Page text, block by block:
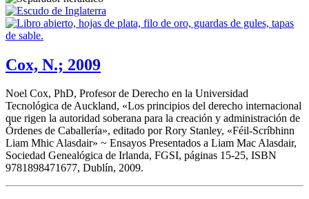
Cox, N.; 2009
Noel Cox, PhD, Profesor de Derecho en la Universidad
Tecnológica de Auckland, «Los principios del derecho internacional
que rigen la autoridad soberana para la creación y administración de
Órdenes de Caballería», editado por Rory Stanley, «Féil-Scríbhinn
Liam Mhic Alasdair» ~ Ensayos Presentados a Liam Mac Alasdair,
Sociedad Genealógica de Irlanda, FGSI, páginas 15-25, ISBN
9781898471677, Dublín, 2009.